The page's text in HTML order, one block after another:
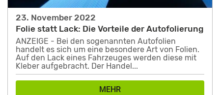
23. November 2022
Folie statt Lack: Die Vorteile der Autofolierung
ANZEIGE - Bei den sogenannten Autofolien
handelt es sich um eine besondere Art von Folien.
Auf den Lack eines Fahrzeuges werden diese mit
Kleber aufgebracht. Der Handel...
MEHR